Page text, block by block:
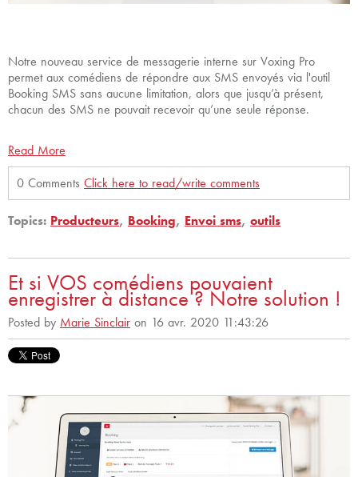
Notre nouveau service de messagerie interne sur Voxing Pro
permet aux comédiens de répondre aux SMS envoyés via l'outil
Booking SMS sans aucune limitation, alors que jusqu’à présent,
chacun des SMS ne pouvait recevoir qu’une seule réponse.
Read More
0 Comments Click here to read/write comments
Topics: Producteurs, Booking, Envoi sms, outils
Et si VOS comédiens pouvaient
enregistrer à distance ? Notre solution !
Posted by Marie Sinclair on 16 avr. 2020 11:43:26